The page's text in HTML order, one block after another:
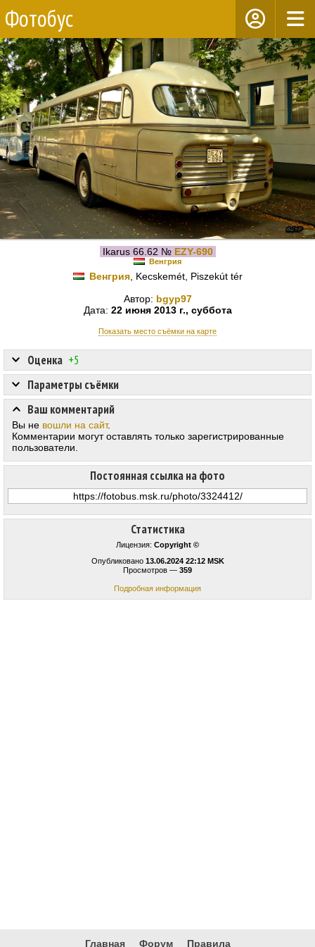
Фотобус
Ikarus 66.62 № EZY-690
Венгрия
Венгрия, Kecskemét, Piszekút tér
Автор: bgyp97
Дата: 22 июня 2013 г., суббота
Показать место съёмки на карте
Статистика
Лицензия: Copyright ©
Опубликовано 13.06.2024 22:12 MSK
Просмотров — 359
Подробная информация
Оценка +5
Постоянная ссылка на фото
Параметры съёмки
Ваш комментарий
Вы не вошли на сайт.
Комментарии могут оставлять только зарегистрированные
пользователи.
Главная Форум Правила